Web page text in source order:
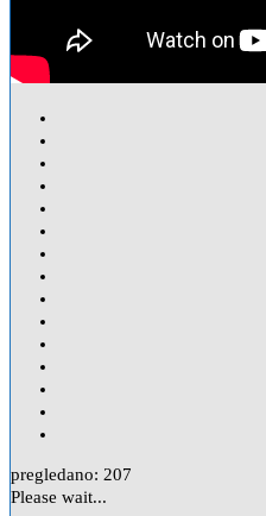
pregledano: 207
Please wait...